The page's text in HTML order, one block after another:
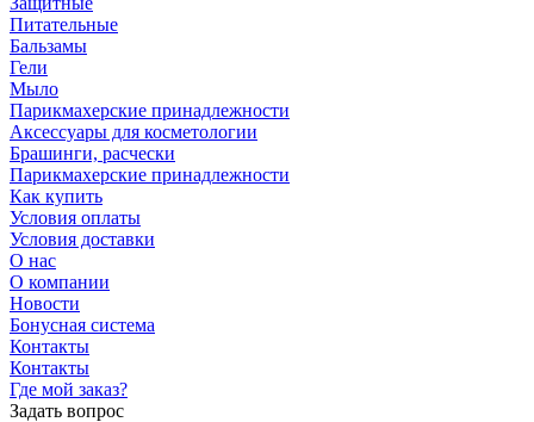
Питательные
Бальзамы
Гели
Мыло
Парикмахерские принадлежности
Аксессуары для косметологии
Брашинги, расчески
Парикмахерские принадлежности
Как купить
Условия оплаты
Условия доставки
О нас
О компании
Новости
Бонусная система
Контакты
Контакты
Где мой заказ?
Задать вопрос